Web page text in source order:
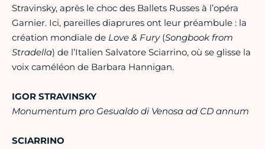
Stravinsky, après le choc des Ballets Russes à l’opéra
Garnier. Ici, pareilles diaprures ont leur préambule : la
création mondiale de Love & Fury (Songbook from
Stradella) de l’Italien Salvatore Sciarrino, où se glisse la
voix caméléon de Barbara Hannigan.
IGOR STRAVINSKY
Monumentum pro Gesualdo di Venosa ad CD annum
SCIARRINO